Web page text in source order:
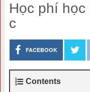
Học phí học
c
FACEBOOK
Contents